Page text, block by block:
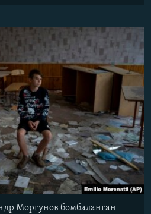
Моргунов бомбаланган